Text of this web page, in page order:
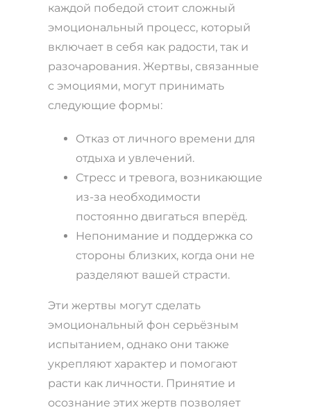
каждой победой стоит сложный
эмоциональный процесс, который
включает в себя как радости, так и
разочарования. Жертвы, связанные
с эмоциями, могут принимать
следующие формы:
Отказ от личного времени для
отдыха и увлечений.
Стресс и тревога, возникающие
из-за необходимости
постоянно двигаться вперёд.
Непонимание и поддержка со
стороны близких, когда они не
разделяют вашей страсти.
Эти жертвы могут сделать
эмоциональный фон серьёзным
испытанием, однако они также
укрепляют характер и помогают
расти как личности. Принятие и
осознание этих жертв позволяет